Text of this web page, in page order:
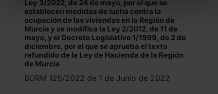
todas las cookies excepto aquellas imprescindibles.
También puedesconfigurarlas cookies y
seleccionar solo aquellas que quieras permitir en tu
navegador. Si no seleccionas ninguna utilizaremos las
que sean indispensables para la navegación.
Saber más acerca de las cookies
Ley 3/2022, de 24 de mayo, por el que se
establecen medidas de lucha contra la
ocupación de las viviendas en la Región de
Murcia y se modifica la Ley 2/2012, de 11 de
mayo, y el Decreto Legislativo 1/1999, de 2 de
diciembre, por el que se aprueba el texto
refundido de la Ley de Hacienda de la Región
de Murcia
BORM 125/2022 de 1 de Junio de 2022